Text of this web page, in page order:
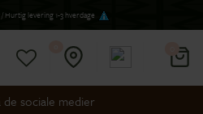
/ Hurtig levering 1-3 hverdage
de sociale medier